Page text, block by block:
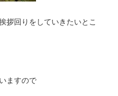
拶回りをしていきたいとこ
ますので